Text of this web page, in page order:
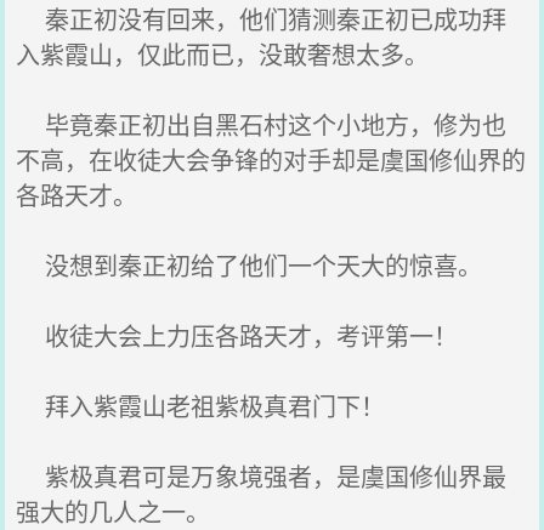
秦正初没有回来，他们猜测秦正初已成功拜
入紫霞山，仅此而已，没敢奢想太多。
毕竟秦正初出自黑石村这个小地方，修为也
不高，在收徒大会争锋的对手却是虞国修仙界的
各路天才。
没想到秦正初给了他们一个天大的惊喜。
收徒大会上力压各路天才，考评第一！
拜入紫霞山老祖紫极真君门下！
紫极真君可是万象境强者，是虞国修仙界最
强大的几人之一。